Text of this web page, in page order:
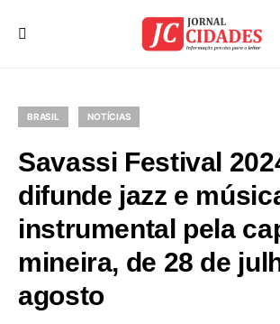
BRASIL NOTÍCIAS
Savassi Festival
difunde jazz e
instrumental pela
mineira, de 28 de
agosto